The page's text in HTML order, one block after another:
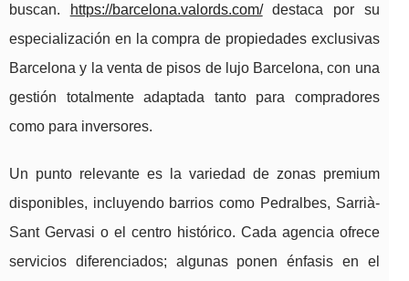
buscan.
https://barcelona.valords.com/destaca por su
especialización en la compra de propiedades exclusivas
Barcelona y la venta de pisos de lujo Barcelona, con una
gestión totalmente adaptada tanto para compradores
como para inversores.
Un punto relevante es la variedad de zonas premium
disponibles, incluyendo barrios como Pedralbes, Sarrià-
Sant Gervasi o el centro histórico. Cada agencia ofrece
servicios diferenciados; algunas ponen énfasis en el